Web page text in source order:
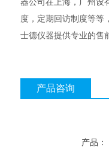
度，定期回访制度等等
士德仪器提供专业的售
产品咨询
产品：